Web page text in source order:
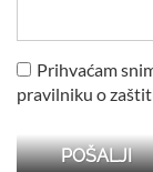
Prihvaćam
pravilniku o